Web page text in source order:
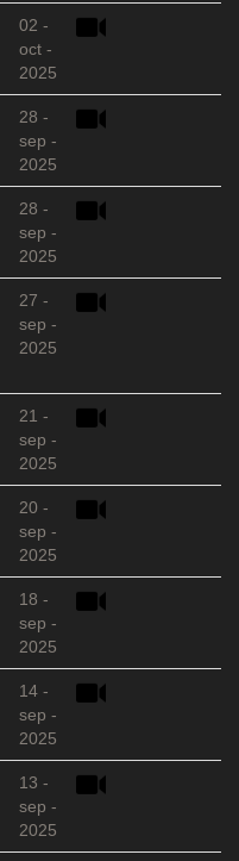
02 -
oct -
2025
28 -
sep -
2025
28 -
sep -
2025
27 -
sep -
2025
21 -
sep -
2025
20 -
sep -
2025
18 -
sep -
2025
14 -
sep -
2025
13 -
sep -
2025